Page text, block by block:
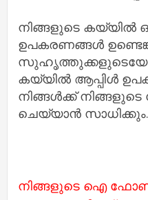
നിങ്ങളുടെ കയ്യിൽ
ഉപകരണങ്ങൾ
കയ്യിൽ ആപ്പിൾ
നിങ്ങൾക്ക്
ചെയ്യാൻ സാധിക്കും.
നിങ്ങളുടെ ഐ